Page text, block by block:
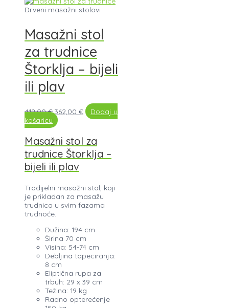
Drveni masažni stolovi
Masažni stol
za trudnice
Štorklja – bijeli
ili plav
412,00€ 362,00 €
Dodaj u
košaricu
Masažni stol za
trudnice Štorklja –
bijeli ili plav
Trodijelni masažni stol, koji
je prikladan za masažu
trudnica u svim fazama
trudnoće.
Dužina: 194 cm
Širina 70 cm
Visina: 54-74 cm
Debljina tapeciranja:
8 cm
Eliptična rupa za
trbuh: 29 x 39 cm
Težina: 19 kg
Radno opterećenje